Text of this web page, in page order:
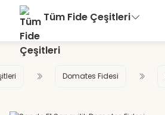
Tüm Fide Çeşitleri
Domates Fidesi